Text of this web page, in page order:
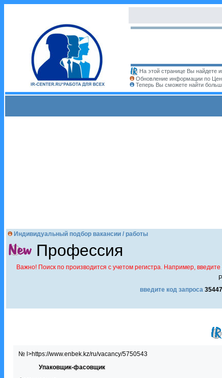
На этой странице Вы найдете
Обновление информации по
Теперь Вы сможете найти
Индивидуальный подбор вакансии / работы
Профессия
Важно! Поиск по производится с учетом регистра. Например,
введите код запроса
№ l>https://www.enbek.kz/ru/vacancy/5750543
Упаковщик-фасовщик